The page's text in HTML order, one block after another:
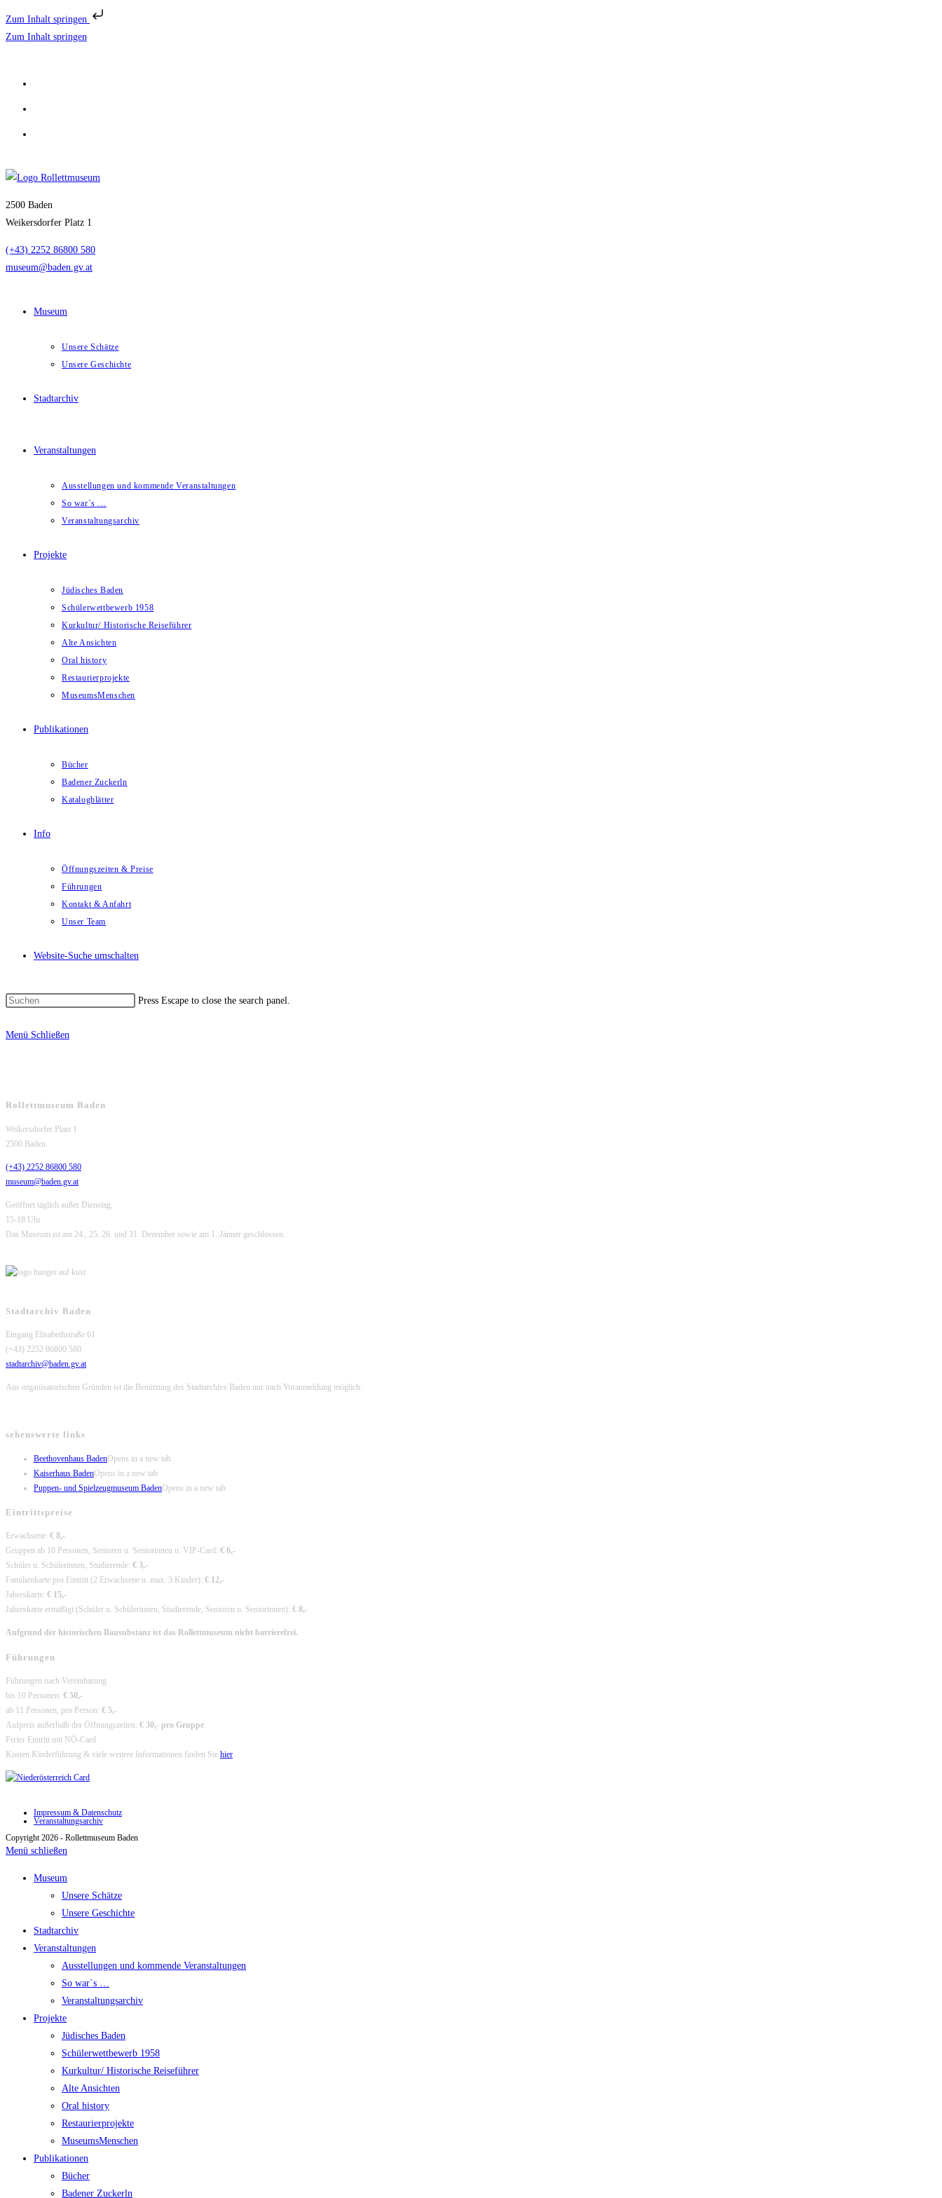
Zum Inhalt springen
Zum Inhalt springen
2500 Baden
Weikersdorfer Platz 1
(+43) 2252 86800 580
museum@baden.gv.at
Museum
Unsere Schätze
Unsere Geschichte
Stadtarchiv
Veranstaltungen
Ausstellungen und kommende Veranstaltungen
So war`s …
Veranstaltungsarchiv
Projekte
Jüdisches Baden
Schülerwettbewerb 1958
Kurkultur/ Historische Reiseführer
Alte Ansichten
Oral history
Restaurierprojekte
MuseumsMenschen
Publikationen
Bücher
Badener Zuckerln
Katalogblätter
Info
Öffnungszeiten & Preise
Führungen
Kontakt & Anfahrt
Unser Team
Website-Suche umschalten
Press Escape to close the search panel.
Menü Schließen
Rollettmuseum Baden
Weikersdorfer Platz 1
2500 Baden
(+43) 2252 86800 580
museum@baden.gv.at
Geöffnet täglich außer Dienstag,
15-18 Uhr
Das Museum ist am 24., 25. 26. und 31. Dezember sowie am 1. Jänner geschlossen.
Stadtarchiv Baden
Eingang Elisabethstraße 61
(+43) 2252 86800 580
stadtarchiv@baden.gv.at
Aus organisatorischen Gründen ist die Benützung des Stadtarchivs Baden nur nach Voranmeldung möglich.
sehenswerte links
Beethovenhaus BadenOpens in a new tab
Kaiserhaus BadenOpens in a new tab
Puppen- und Spielzeugmuseum BadenOpens in a new tab
Eintrittspreise
Erwachsene: € 8,-
Gruppen ab 10 Personen, Senioren u. Seniorinnen u. VIP-Card: € 6,-
Schüler u. Schülerinnen, Studierende: € 3,-
Familienkarte pro Eintritt (2 Erwachsene u. max. 3 Kinder): € 12,-
Jahreskarte: € 15,-
Jahreskarte ermäßigt (Schüler u. Schülerinnen, Studierende, Senioren u. Seniorinnen): € 8,-
Aufgrund der historischen Bausubstanz ist das Rollettmuseum nicht barrierefrei.
Führungen
Führungen nach Vereinbarung
bis 10 Personen: € 50,-
ab 11 Personen, pro Person: € 5,-
Aufpreis außerhalb der Öffnungszeiten: € 30,- pro Gruppe
Freier Eintritt mit NÖ-Card
Kosten Kinderführung & viele weitere Informationen finden Sie hier
Impressum & Datenschutz
Veranstaltungsarchiv
Copyright 2026 - Rollettmuseum Baden
Menü schließen
Museum
Unsere Schätze
Unsere Geschichte
Stadtarchiv
Veranstaltungen
Ausstellungen und kommende Veranstaltungen
So war`s …
Veranstaltungsarchiv
Projekte
Jüdisches Baden
Schülerwettbewerb 1958
Kurkultur/ Historische Reiseführer
Alte Ansichten
Oral history
Restaurierprojekte
MuseumsMenschen
Publikationen
Bücher
Badener Zuckerln